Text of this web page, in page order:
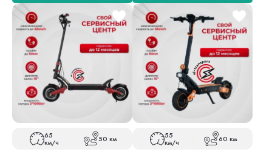
65
км/ч 50 км 55
км/ч 60 км